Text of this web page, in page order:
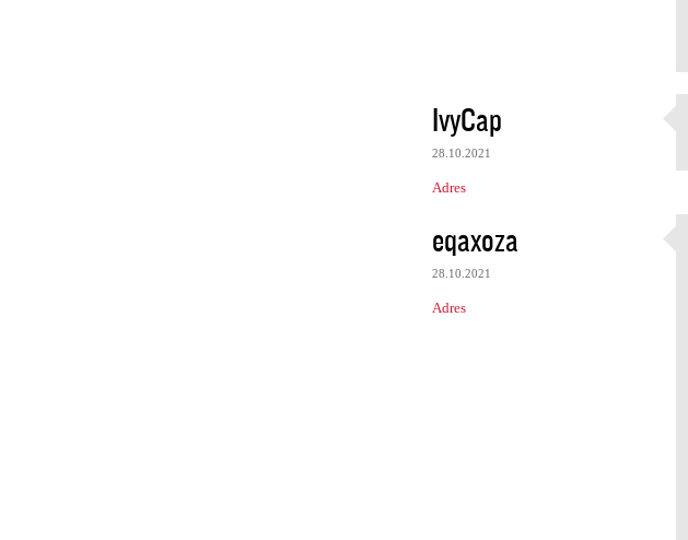
IvyCap
28.10.2021
Adres
eqaxoza
28.10.2021
Adres